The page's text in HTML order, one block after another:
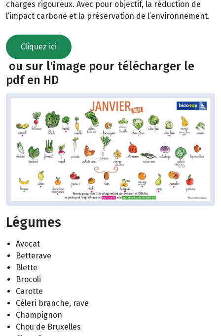
charges rigoureux. Avec pour objectif, la réduction de
l’impact carbone et la préservation de l’environnement.
Cliquez ici
ou sur l'image pour télécharger le
pdf en HD
Légumes
Avocat
Betterave
Blette
Brocoli
Carotte
Céleri branche, rave
Champignon
Chou de Bruxelles